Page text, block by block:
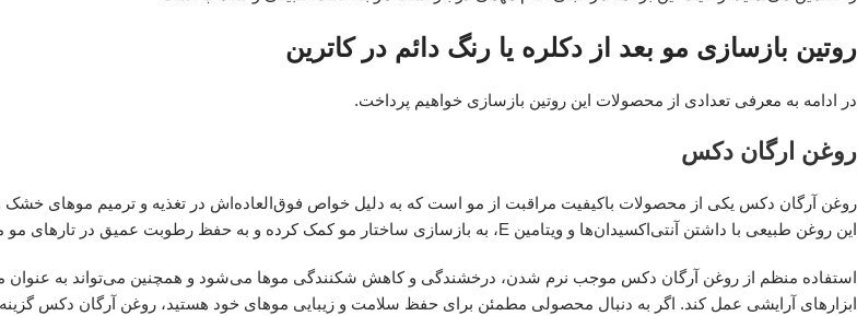
روتین بازسازی مو بعد از دکلره یا رنگ دائم در کاترین
در ادامه به معرفی تعدادی از محصولات این روتین بازسازی خواهیم پرداخت.
روغن ارگان دکس
روغن آرگان دکس یکی از محصولات باکیفیت مراقبت از مو است که به دلیل خواص فوق‌العاده‌اش در تغذیه و ترمیم موهای
این روغن طبیعی با داشتن آنتی‌اکسیدان‌ها و ویتامین E، به بازسازی ساختار مو کمک کرده و به حفظ رطوبت عمیق در تارهای مو می‌پردازد.
استفاده منظم از روغن آرگان دکس موجب نرم شدن، درخشندگی و کاهش شکنندگی موها می‌شود و همچنین می‌تواند به عنوان
ابزارهای آرایشی عمل کند. اگر به دنبال محصولی مطمئن برای حفظ سلامت و زیبایی موهای خود هستید، روغن آرگان دکس